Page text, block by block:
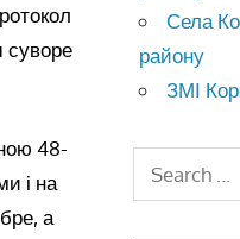
суворе
48-
і на
а
Села
району
ЗМІ